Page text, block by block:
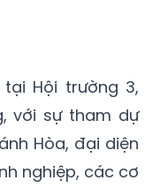
Hội trường 3,
với sự tham dự
Hòa, đại diện
nghiệp, các cơ